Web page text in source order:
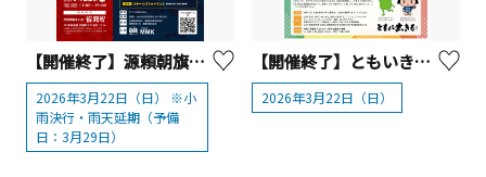
【開催終了】源頼朝旗挙祭2026【真鶴町】
2026年3月22日（日） ※小
雨決行・雨天延期（予備
日：3月29日）
【開催終了】ともいきゆうえんち+（プラス）in 相模原【相模原市】
2026年3月22日（日）